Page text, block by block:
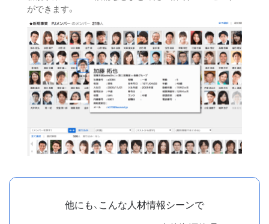
ができます。
他にも、こんな人材情報シーンで